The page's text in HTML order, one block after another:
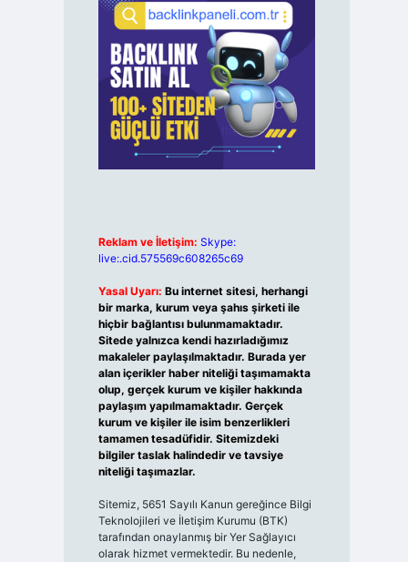
Reklam ve İletişim: Skype:
live:.cid.575569c608265c69
Yasal Uyarı: Bu internet sitesi, herhangi
bir marka, kurum veya şahıs şirketi ile
hiçbir bağlantısı bulunmamaktadır.
Sitede yalnızca kendi hazırladığımız
makaleler paylaşılmaktadır. Burada yer
alan içerikler haber niteliği taşımamakta
olup, gerçek kurum ve kişiler hakkında
paylaşım yapılmamaktadır. Gerçek
kurum ve kişiler ile isim benzerlikleri
tamamen tesadüfidir. Sitemizdeki
bilgiler taslak halindedir ve tavsiye
niteliği taşımazlar.
Sitemiz, 5651 Sayılı Kanun gereğince Bilgi
Teknolojileri ve İletişim Kurumu (BTK)
tarafından onaylanmış bir Yer Sağlayıcı
olarak hizmet vermektedir. Bu nedenle,